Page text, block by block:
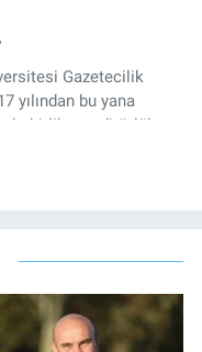
Gazetecilik
yılından bu yana
ve editörlük
ediyor.